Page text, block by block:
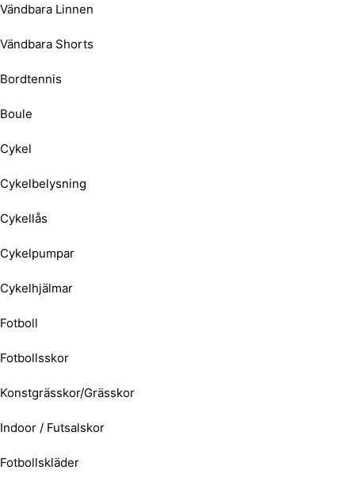
Vändbara Linnen
Vändbara Shorts
Bordtennis
Boule
Cykel
Cykelbelysning
Cykellås
Cykelpumpar
Cykelhjälmar
Fotboll
Fotbollsskor
Konstgrässkor/Grässkor
Indoor / Futsalskor
Fotbollskläder